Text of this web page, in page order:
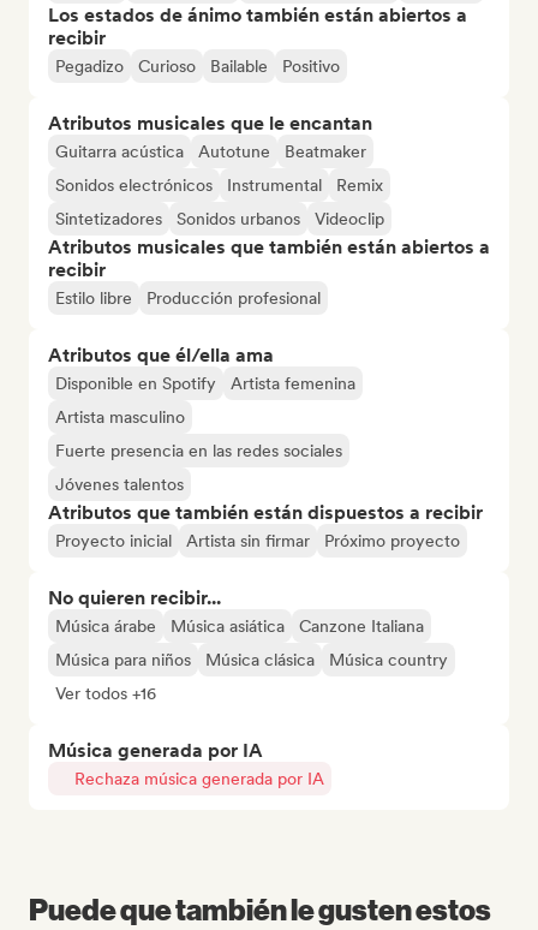
Los estados de ánimo también están abiertos a
recibir
Pegadizo Curioso Bailable Positivo
Atributos musicales que le encantan
Guitarra acústica Autotune
Beatmaker
Sonidos electrónicos
Instrumental
Remix
Sintetizadores
Sonidos urbanos Videoclip
Atributos musicales que también están abiertos a
recibir
Estilo libre Producción profesional
Atributos que él/ella ama
Disponible en Spotify
Artista femenina
Artista masculino
Fuerte presencia en las redes sociales
Jóvenes talentos
Atributos que también están dispuestos a recibir
Proyecto inicial Artista sin firmar Próximo proyecto
No quieren recibir...
Música árabe Música asiática
Canzone Italiana
Música para niños
Música clásica
Música country
Ver todos +16
Música generada por IA
Rechaza música generada por IA
Puede que también le gusten estos